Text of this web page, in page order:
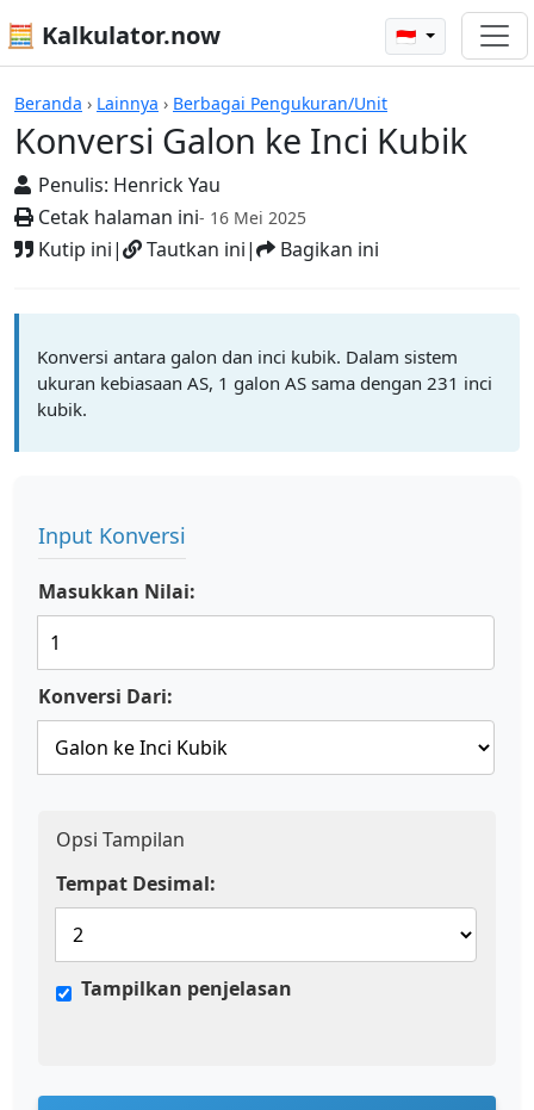
🧮 Kalkulator.now 🇮🇩
Beranda › Lainnya › Berbagai Pengukuran/Unit
Konversi Galon ke Inci Kubik
Penulis: Henrick Yau
Cetak halaman ini- 16 Mei 2025
Kutip ini| Tautkan ini| Bagikan ini
Kalkulator-kalkulator
Konversi antara galon dan inci kubik. Dalam sistem
ukuran kebiasaan AS, 1 galon AS sama dengan 231 inci
kubik.
Input Konversi
Masukkan Nilai:
Konversi Dari:
Opsi Tampilan
Tempat Desimal:
Tampilkan penjelasan